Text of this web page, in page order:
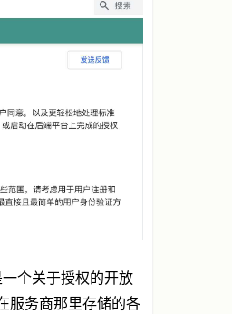
个关于授权的开放
服务商那里存储的各